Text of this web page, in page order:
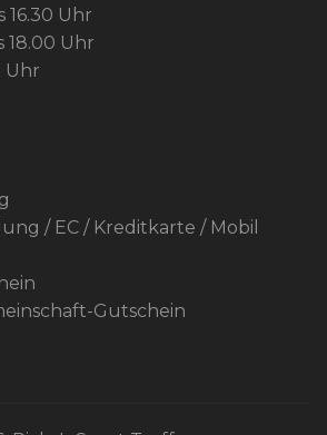
16.30 Uhr
18.00 Uhr
Uhr
/ EC / Kreditkarte / Mobil
Gutschein